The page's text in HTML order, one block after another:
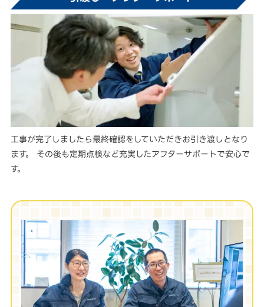
工事が完了しましたら最終確認をしていただきお引き渡しとなり
ます。 その後も定期点検など充実したアフターサポートで安心で
す。